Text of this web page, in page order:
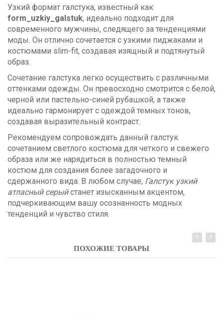
Узкий формат галстука, известный как
form_uzkiy_galstuk, идеально подходит для
современного мужчины, следящего за тенденциями
моды. Он отлично сочетается с узкими пиджаками и
костюмами slim-fit, создавая изящный и подтянутый
образ.
Сочетание галстука легко осуществить с различными
оттенками одежды. Он превосходно смотрится с белой,
черной или пастельно-синей рубашкой, а также
идеально гармонирует с одеждой темных тонов,
создавая выразительный контраст.
Рекомендуем сопровождать данный галстук
сочетанием светлого костюма для четкого и свежего
образа или же нарядиться в полностью темный
костюм для создания более загадочного и
сдержанного вида. В любом случае, Галстук узкий
атласный серыйстанет изысканным акцентом,
подчеркивающим вашу осознанность модных
тенденций и чувство стиля.
ПОХОЖИЕ ТОВАРЫ